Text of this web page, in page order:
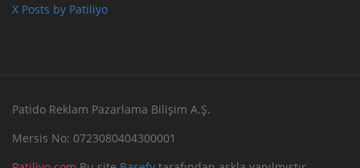
X Posts by Patiliyo
Patido Reklam Pazarlama Bilişim A.Ş.
Mersis No: 0723080404300001